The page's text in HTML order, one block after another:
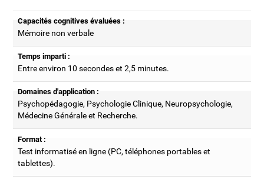
Capacités cognitives évaluées :
Mémoire non verbale
Temps imparti :
Entre environ 10 secondes et 2,5 minutes.
Domaines d'application :
Psychopédagogie, Psychologie Clinique, Neuropsychologie,
Médecine Générale et Recherche.
Format :
Test informatisé en ligne (PC, téléphones portables et
tablettes).